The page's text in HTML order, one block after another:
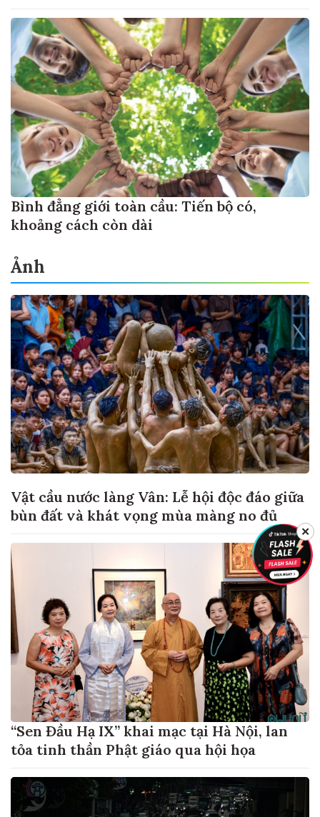
Bình đẳng giới toàn cầu: Tiến bộ có,
khoảng cách còn dài
Ảnh
Vật cầu nước làng Vân: Lễ hội độc đáo giữa
bùn đất và khát vọng mùa màng no đủ
“Sen Đầu Hạ IX” khai mạc tại Hà Nội, lan
tỏa tinh thần Phật giáo qua hội họa
✕